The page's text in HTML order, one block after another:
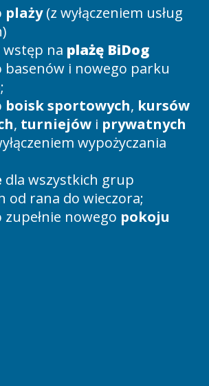
plaży(z wyłączeniem usług
wstęp na plażę BiDog
basenów i nowego parku
;
boisk sportowych, kursów
, turniejów i prywatnych
wypożyczania
dla wszystkich grup
od rana do wieczora;
zupełnie nowego pokoju